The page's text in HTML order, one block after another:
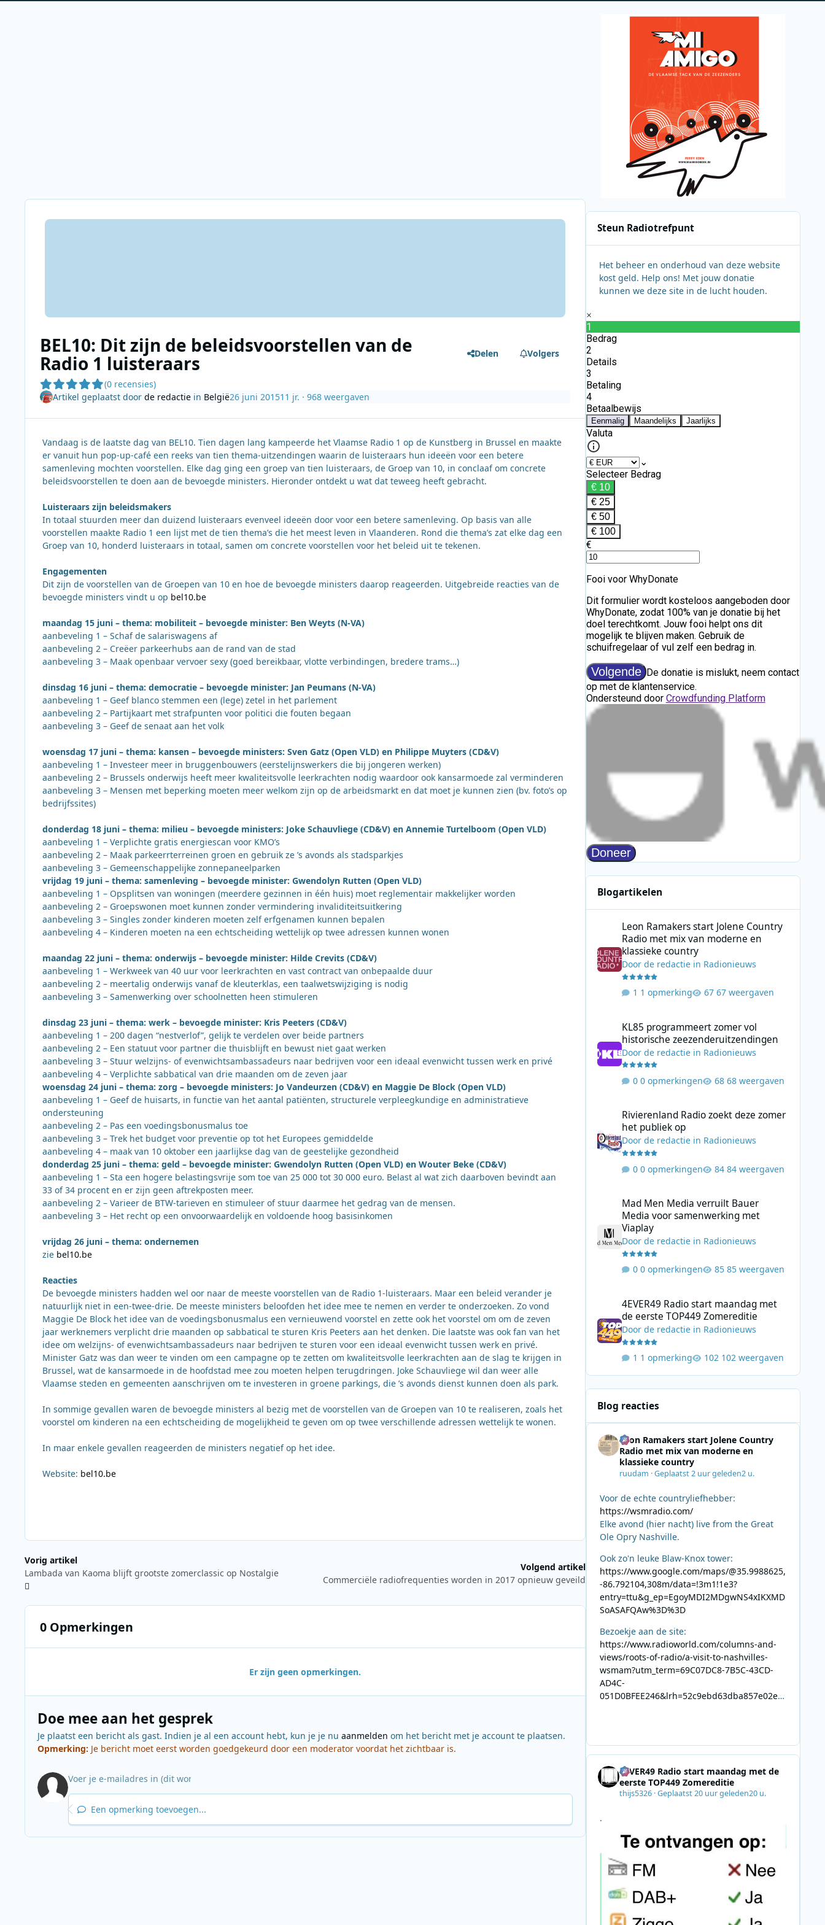
BEL10: Dit zijn de beleidsvoorstellen van de
Radio 1 luisteraars
(0 recensies)
Delen Volgers
Artikel geplaatst door de redactiein België26 juni 201511 jr. · 968 weergaven
Vandaag is de laatste dag van BEL10. Tien dagen lang kampeerde het Vlaamse Radio 1 op de Kunstberg in Brussel en maakte
er vanuit hun pop-up-café een reeks van tien thema-uitzendingen waarin de luisteraars hun ideeën voor een betere
samenleving mochten voorstellen. Elke dag ging een groep van tien luisteraars, de Groep van 10, in conclaaf om concrete
beleidsvoorstellen te doen aan de bevoegde ministers. Hieronder ontdekt u wat dat teweeg heeft gebracht.
Luisteraars zijn beleidsmakers
In totaal stuurden meer dan duizend luisteraars evenveel ideeën door voor een betere samenleving. Op basis van alle
voorstellen maakte Radio 1 een lijst met de tien thema’s die het meest leven in Vlaanderen. Rond die thema’s zat elke dag een
Groep van 10, honderd luisteraars in totaal, samen om concrete voorstellen voor het beleid uit te tekenen.
Engagementen
Dit zijn de voorstellen van de Groepen van 10 en hoe de bevoegde ministers daarop reageerden. Uitgebreide reacties van de
bevoegde ministers vindt u op bel10.be
maandag 15 juni – thema: mobiliteit – bevoegde minister: Ben Weyts (N-VA)
aanbeveling 1 – Schaf de salariswagens af
aanbeveling 2 – Creëer parkeerhubs aan de rand van de stad
aanbeveling 3 – Maak openbaar vervoer sexy (goed bereikbaar, vlotte verbindingen, bredere trams…)
dinsdag 16 juni – thema: democratie – bevoegde minister: Jan Peumans (N-VA)
aanbeveling 1 – Geef blanco stemmen een (lege) zetel in het parlement
aanbeveling 2 – Partijkaart met strafpunten voor politici die fouten begaan
aanbeveling 3 – Geef de senaat aan het volk
woensdag 17 juni – thema: kansen – bevoegde ministers: Sven Gatz (Open VLD) en Philippe Muyters (CD&V)
aanbeveling 1 – Investeer meer in bruggenbouwers (eerstelijnswerkers die bij jongeren werken)
aanbeveling 2 – Brussels onderwijs heeft meer kwaliteitsvolle leerkrachten nodig waardoor ook kansarmoede zal verminderen
aanbeveling 3 – Mensen met beperking moeten meer welkom zijn op de arbeidsmarkt en dat moet je kunnen zien (bv. foto’s op
bedrijfssites)
donderdag 18 juni – thema: milieu – bevoegde ministers: Joke Schauvliege (CD&V) en Annemie Turtelboom (Open VLD)
aanbeveling 1 – Verplichte gratis energiescan voor KMO’s
aanbeveling 2 – Maak parkeerrterreinen groen en gebruik ze ’s avonds als stadsparkjes
aanbeveling 3 – Gemeenschappelijke zonnepaneelparken
vrijdag 19 juni – thema: samenleving – bevoegde minister: Gwendolyn Rutten (Open VLD)
aanbeveling 1 – Opsplitsen van woningen (meerdere gezinnen in één huis) moet reglementair makkelijker worden
aanbeveling 2 – Groepswonen moet kunnen zonder vermindering invaliditeitsuitkering
aanbeveling 3 – Singles zonder kinderen moeten zelf erfgenamen kunnen bepalen
aanbeveling 4 – Kinderen moeten na een echtscheiding wettelijk op twee adressen kunnen wonen
maandag 22 juni – thema: onderwijs – bevoegde minister: Hilde Crevits (CD&V)
aanbeveling 1 – Werkweek van 40 uur voor leerkrachten en vast contract van onbepaalde duur
aanbeveling 2 – meertalig onderwijs vanaf de kleuterklas, een taalwetswijziging is nodig
aanbeveling 3 – Samenwerking over schoolnetten heen stimuleren
dinsdag 23 juni – thema: werk – bevoegde minister: Kris Peeters (CD&V)
aanbeveling 1 – 200 dagen “nestverlof”, gelijk te verdelen over beide partners
aanbeveling 2 – Een statuut voor partner die thuisblijft en bewust niet gaat werken
aanbeveling 3 – Stuur welzijns- of evenwichtsambassadeurs naar bedrijven voor een ideaal evenwicht tussen werk en privé
aanbeveling 4 – Verplichte sabbatical van drie maanden om de zeven jaar
woensdag 24 juni – thema: zorg – bevoegde ministers: Jo Vandeurzen (CD&V) en Maggie De Block (Open VLD)
aanbeveling 1 – Geef de huisarts, in functie van het aantal patiënten, structurele verpleegkundige en administratieve
ondersteuning
aanbeveling 2 – Pas een voedingsbonusmalus toe
aanbeveling 3 – Trek het budget voor preventie op tot het Europees gemiddelde
aanbeveling 4 – maak van 10 oktober een jaarlijkse dag van de geestelijke gezondheid
donderdag 25 juni – thema: geld – bevoegde minister: Gwendolyn Rutten (Open VLD) en Wouter Beke (CD&V)
aanbeveling 1 – Sta een hogere belastingsvrije som toe van 25 000 tot 30 000 euro. Belast al wat zich daarboven bevindt aan
33 of 34 procent en er zijn geen aftrekposten meer.
aanbeveling 2 – Varieer de BTW-tarieven en stimuleer of stuur daarmee het gedrag van de mensen.
aanbeveling 3 – Het recht op een onvoorwaardelijk en voldoende hoog basisinkomen
vrijdag 26 juni – thema: ondernemen
zie bel10.be
Reacties
De bevoegde ministers hadden wel oor naar de meeste voorstellen van de Radio 1-luisteraars. Maar een beleid verander je
natuurlijk niet in een-twee-drie. De meeste ministers beloofden het idee mee te nemen en verder te onderzoeken. Zo vond
Maggie De Block het idee van de voedingsbonusmalus een vernieuwend voorstel en zette ook het voorstel om om de zeven
jaar werknemers verplicht drie maanden op sabbatical te sturen Kris Peeters aan het denken. Die laatste was ook fan van het
idee om welzijns- of evenwichtsambassadeurs naar bedrijven te sturen voor een ideaal evenwicht tussen werk en privé.
Minister Gatz was dan weer te vinden om een campagne op te zetten om kwaliteitsvolle leerkrachten aan de slag te krijgen in
Brussel, wat de kansarmoede in de hoofdstad mee zou moeten helpen terugdringen. Joke Schauvliege wil dan weer alle
Vlaamse steden en gemeenten aanschrijven om te investeren in groene parkings, die ’s avonds dienst kunnen doen als park.
In sommige gevallen waren de bevoegde ministers al bezig met de voorstellen van de Groepen van 10 te realiseren, zoals het
voorstel om kinderen na een echtscheiding de mogelijkheid te geven om op twee verschillende adressen wettelijk te wonen.
In maar enkele gevallen reageerden de ministers negatief op het idee.
Website: bel10.be
Vorig artikel
Lambada van Kaoma blijft grootste zomerclassic op Nostalgie
Volgend artikel
Commerciële radiofrequenties worden in 2017 opnieuw geveild
0 Opmerkingen
Er zijn geen opmerkingen.
Doe mee aan het gesprek
Je plaatst een bericht als gast. Indien je al een account hebt, kun je je nu aanmelden om het bericht met je account te plaatsen.
Opmerking: Je bericht moet eerst worden goedgekeurd door een moderator voordat het zichtbaar is.
Een opmerking toevoegen...
Steun Radiotrefpunt
Het beheer en onderhoud van deze website
kost geld. Help ons! Met jouw donatie
kunnen we deze site in de lucht houden.
Blogartikelen
Leon Ramakers start Jolene Country
Radio met mix van moderne en
klassieke country
Door de redactiein Radionieuws
1 opmerking 67 weergaven
KL85 programmeert zomer vol
historische zeezenderuitzendingen
Door de redactiein Radionieuws
0 opmerkingen 68 weergaven
Rivierenland Radio zoekt deze zomer
het publiek op
Door de redactiein Radionieuws
0 opmerkingen 84 weergaven
Mad Men Media verruilt Bauer
Media voor samenwerking met
Viaplay
Door de redactiein Radionieuws
0 opmerkingen 85 weergaven
4EVER49 Radio start maandag met
de eerste TOP449 Zomereditie
Door de redactiein Radionieuws
1 opmerking 102 weergaven
Blog reacties
Leon Ramakers start Jolene Country
Radio met mix van moderne en
klassieke country
ruudam ·Geplaatst2 uur geleden2 u.
Voor de echte countryliefhebber:
https://wsmradio.com/
Elke avond (hier nacht) live from the Great
Ole Opry Nashville.
Ook zo'n leuke Blaw-Knox tower:
https://www.google.com/maps/@35.9988625,
-86.792104,308m/data=!3m1!1e3?
entry=ttu&g_ep=EgoyMDI2MDgwNS4xIKXMD
SoASAFQAw%3D%3D
Bezoekje aan de site:
https://www.radioworld.com/columns-and-
views/roots-of-radio/a-visit-to-nashvilles-
wsmam?utm_term=69C07DC8-7B5C-43CD-
AD4C-
051D0BFEE246&lrh=52c9ebd63dba857e02ec
AB2831C8A639&utm_medium=email&utm_co
8F09201A140D&utm_source=SmartBrief
4EVER49 Radio start maandag met de
eerste TOP449 Zomereditie
thijs5326·Geplaatst20 uur geleden20 u.
.